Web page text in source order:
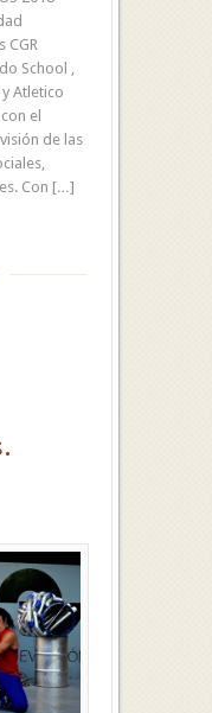
CGR
School ,
y Atletico
el
de las
Con […]